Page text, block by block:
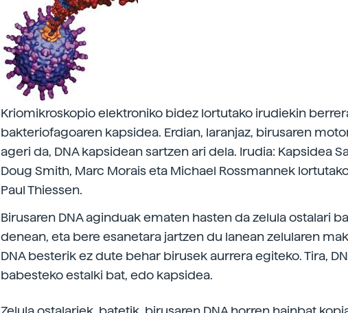
Kriomikroskopio elektroniko bidez lortutako irudiekin
bakteriofagoaren kapsidea. Erdian, laranjaz, birusaren
ageri da, DNA kapsidean sartzen ari dela. Irudia: Kapsidea
Doug Smith, Marc Morais eta Michael Rossmannek
Paul Thiessen.
Birusaren DNA aginduak ematen hasten da zelula ostalari
denean, eta bere esanetara jartzen du lanean zelularen
DNA besterik ez dute behar birusek aurrera egiteko. Tira,
babesteko estalki bat, edo kapsidea.